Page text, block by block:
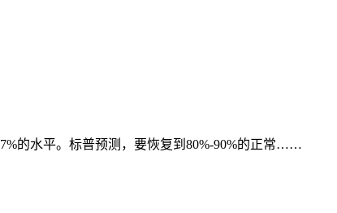
的水平。标普预测，要恢复到80%-90%的正常……